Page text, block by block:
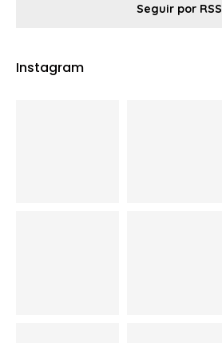
Seguir por RSS
Instagram